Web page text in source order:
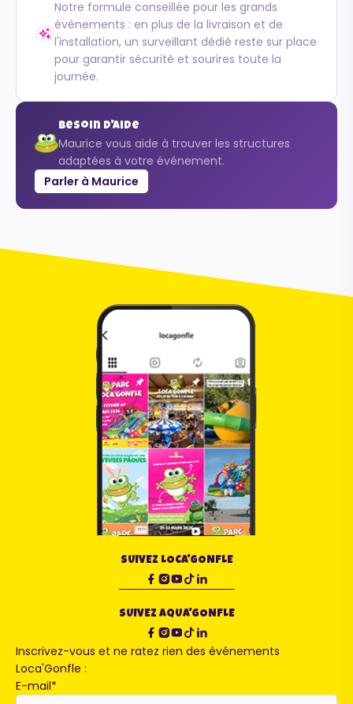
Notre formule conseillée pour les grands
événements : en plus de la livraison et de
l'installation, un surveillant dédié reste sur place
pour garantir sécurité et sourires toute la
journée.
Besoin d'aide
Maurice vous aide à trouver les structures
adaptées à votre événement.
Parler à Maurice
SUIVEZ LOCA'GONFLE
SUIVEZ AQUA'GONFLE
Inscrivez-vous et ne ratez rien des événements
Loca'Gonfle :
E-mail*